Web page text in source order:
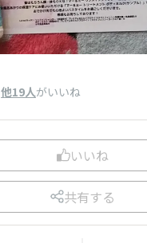
他19人がいいね
いいね
共有する